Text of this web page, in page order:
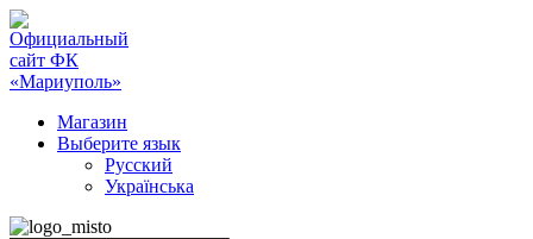
Магазин
Выберите язык
Русский
Українська